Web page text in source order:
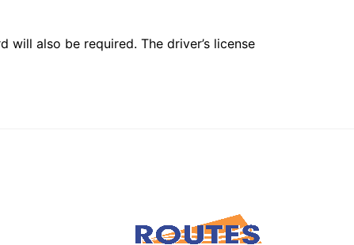
also be required. The driver’s license